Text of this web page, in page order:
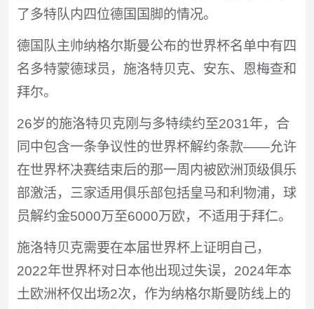
了多特队内四位德国国脚的情况。
德国队主帅纳格尔斯曼公布的世界杯名单中有四
名多特蒙德球员，施洛特贝克、安东、恩梅查和
拜尔。
26岁的施洛特贝克刚与多特续约至2031年，合
同中包含一条争议性的世界杯解约条款——允许
在世界杯决赛结束后的那一周内被欧洲顶级俱乐
部激活，三家适用俱乐部包括皇马和利物浦，球
员解约金5000万至6000万欧，不适用于拜仁。
施洛特贝克需要在本届世界杯上证明自己，
2022年世界杯对日本他出现过失误，2024年本
土欧洲杯仅出场2次，作为纳格尔斯曼防线上的